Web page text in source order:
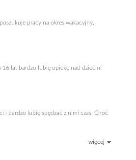
pracy na okres wakacyjny.
16 lat bardzo lubię opiekę nad dziećmi
i bardzo lubię spędzać z nimi czas. Choć
więcej